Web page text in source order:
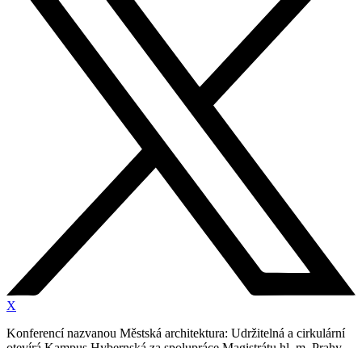
X
Konferencí nazvanou Městská architektura: Udržitelná a cirkulární